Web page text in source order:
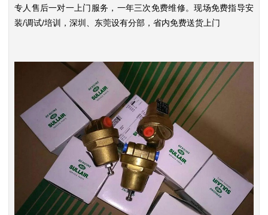
专人售后一对一上门服务，一年三次免费维修。现场免费指导安
装/调试/培训，深圳、东莞设有分部，省内免费送货上门